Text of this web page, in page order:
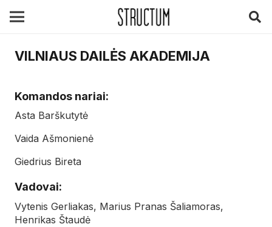
VILNIAUS DAILĖS AKADEMIJA
Komandos nariai:
Asta Barškutytė
Vaida Ašmonienė
Giedrius Bireta
Vadovai:
Vytenis Gerliakas, Marius Pranas Šaliamoras,
Henrikas Štaudė